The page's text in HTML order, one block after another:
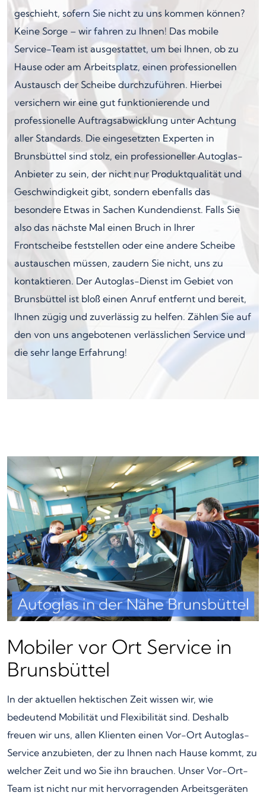
geschieht, sofern Sie nicht zu uns kommen können?
Keine Sorge – wir fahren zu Ihnen! Das mobile
Service-Team ist ausgestattet, um bei Ihnen, ob zu
Hause oder am Arbeitsplatz, einen professionellen
Austausch der Scheibe durchzuführen. Hierbei
versichern wir eine gut funktionierende und
professionelle Auftragsabwicklung unter Achtung
aller Standards. Die eingesetzten Experten in
Brunsbüttel sind stolz, ein professioneller Autoglas-
Anbieter zu sein, der nicht nur Produktqualität und
Geschwindigkeit gibt, sondern ebenfalls das
besondere Etwas in Sachen Kundendienst. Falls Sie
also das nächste Mal einen Bruch in Ihrer
Frontscheibe feststellen oder eine andere Scheibe
austauschen müssen, zaudern Sie nicht, uns zu
kontaktieren. Der Autoglas-Dienst im Gebiet von
Brunsbüttel ist bloß einen Anruf entfernt und bereit,
Ihnen zügig und zuverlässig zu helfen. Zählen Sie auf
den von uns angebotenen verlässlichen Service und
die sehr lange Erfahrung!
Mobiler vor Ort Service in
Brunsbüttel
In der aktuellen hektischen Zeit wissen wir, wie
bedeutend Mobilität und Flexibilität sind. Deshalb
freuen wir uns, allen Klienten einen Vor-Ort Autoglas-
Service anzubieten, der zu Ihnen nach Hause kommt, zu
welcher Zeit und wo Sie ihn brauchen. Unser Vor-Ort-
Team ist nicht nur mit hervorragenden Arbeitsgeräten